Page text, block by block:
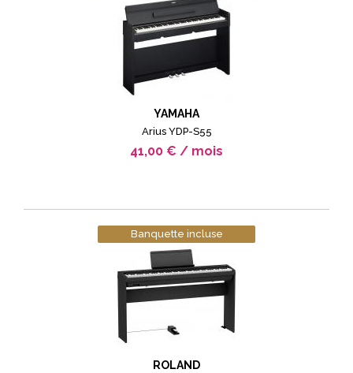
YAMAHA
Arius YDP-S55
41,00 € / mois
Banquette incluse
ROLAND